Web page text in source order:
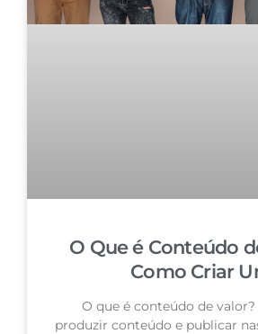
O Que é Conteúdo
Como Criar
O que é conteúdo de valor?
produzir conteúdo e publicar